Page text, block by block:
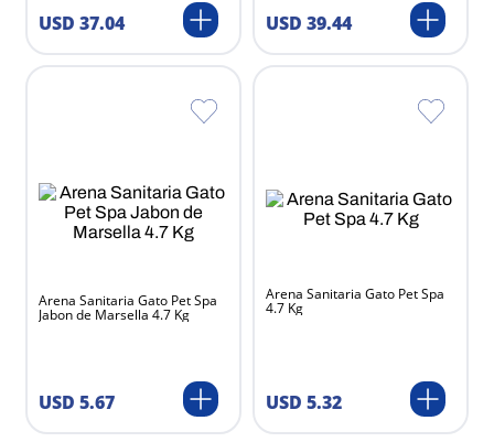
Bravecto
Provet
Farbio
Clearquest
Vetriderm
Sinvirax
USD 37.04 USD 39.44
Arena Sanitaria Gato Pet Spa
Jabon de Marsella 4.7 Kg
USD 5.67
Arena Sanitaria Gato Pet Spa
4.7 Kg
USD 5.32